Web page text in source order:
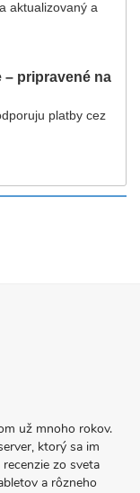
aktualizovaný a
– pripravené na
platby cez
už mnoho rokov.
ktorý sa im
zo sveta
a rôzneho